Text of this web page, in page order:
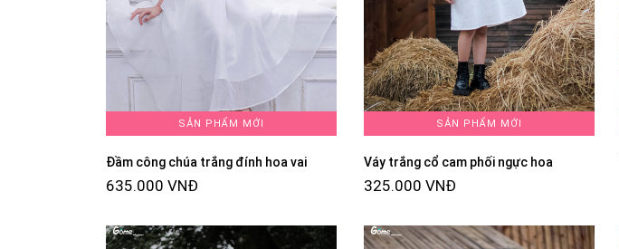
SẢN PHẨM MỚI
Đầm công chúa trắng đính hoa vai
635.000 VNĐ
SẢN PHẨM MỚI
Váy trắng cổ cam phối ngực hoa
325.000 VNĐ